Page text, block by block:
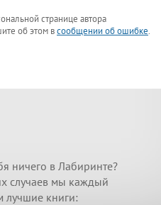
странице автора
об этом всообщении об ошибке.
ничего в Лабиринте?
случаев мы каждый
лучшие книги: